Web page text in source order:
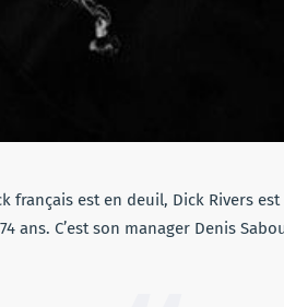
français est en deuil, Dick Rivers
ans. C’est son manager Denis